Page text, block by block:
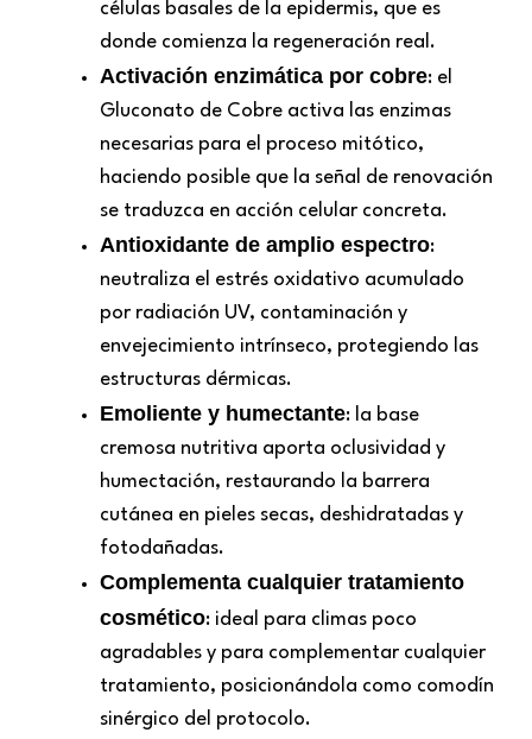
células basales de la epidermis, que es
donde comienza la regeneración real.
Activación enzimática por cobre: el
Gluconato de Cobre activa las enzimas
necesarias para el proceso mitótico,
haciendo posible que la señal de renovación
se traduzca en acción celular concreta.
Antioxidante de amplio espectro:
neutraliza el estrés oxidativo acumulado
por radiación UV, contaminación y
envejecimiento intrínseco, protegiendo las
estructuras dérmicas.
Emoliente y humectante: la base
cremosa nutritiva aporta oclusividad y
humectación, restaurando la barrera
cutánea en pieles secas, deshidratadas y
fotodañadas.
Complementa cualquier tratamiento
cosmético: ideal para climas poco
agradables y para complementar cualquier
tratamiento, posicionándola como comodín
sinérgico del protocolo.